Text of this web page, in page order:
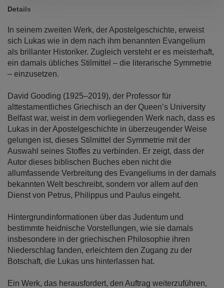
Details
In seinem zweiten Werk, der Apostelgeschichte, erweist
sich Lukas wie in dem nach ihm benannten Evangelium
als brillanter Historiker. Zugleich versteht er es meisterhaft,
ein damals übliches Stilmittel – die literarische Symmetrie
– einzusetzen.
David Gooding (1925–2019), der Professor für
alttestamentliches Griechisch an der Queen’s University
Belfast war, weist in dem vorliegenden Werk nach, dass es
Lukas in der Apostelgeschichte in überzeugender Weise
gelungen ist, dieses Stilmittel der Symmetrie mit der
Auswahl seines Stoffes zu verbinden. Er zeigt, dass der
Autor dieses biblischen Buches eben nicht die
allumfassende Verbreitung des Evangeliums in der damals
bekannten Welt beschreibt, sondern vor allem auf den
Dienst von Petrus, Philippus und Paulus eingeht.
Hintergrundinformationen über das Judentum und
bestimmte heidnische Vorstellungen, wie sie damals
insbesondere in der griechischen Philosophie ihren
Niederschlag fanden, erleichtern den Zugang zu der
Botschaft, die Lukas uns hinterlassen hat.
Ein Werk, das herausfordert, den Auftrag weiterzuführen,